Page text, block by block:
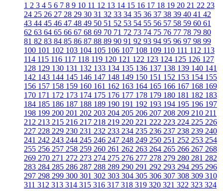
1 2 3 4 5 6 7 8 9 10 11 12 13 14 15 16 17 18 19 20 21 22 23
24 25 26 27 28 29 30 31 32 33 34 35 36 37 38 39 40 41 42
43 44 45 46 47 48 49 50 51 52 53 54 55 56 57 58 59 60 61
62 63 64 65 66 67 68 69 70 71 72 73 74 75 76 77 78 79 80
81 82 83 84 85 86 87 88 89 90 91 92 93 94 95 96 97 98 99
100 101 102 103 104 105 106 107 108 109 110 111 112 113
114 115 116 117 118 119 120 121 122 123 124 125 126 127
128 129 130 131 132 133 134 135 136 137 138 139 140 141
142 143 144 145 146 147 148 149 150 151 152 153 154 155
156 157 158 159 160 161 162 163 164 165 166 167 168 169
170 171 172 173 174 175 176 177 178 179 180 181 182 183
184 185 186 187 188 189 190 191 192 193 194 195 196 197
198 199 200 201 202 203 204 205 206 207 208 209 210 211
212 213 215 216 217 218 219 220 221 222 223 224 225 226
227 228 229 230 231 232 233 234 235 236 237 238 239 240
241 242 243 244 245 246 247 248 249 250 251 252 253 254
255 256 257 258 259 260 261 262 263 264 265 266 267 268
269 270 271 272 273 274 275 276 277 278 279 280 281 282
283 284 285 286 287 288 289 290 291 292 293 294 295 296
297 298 299 300 301 302 303 304 305 306 307 308 309 310
311 312 313 314 315 316 317 318 319 320 321 322 323 324